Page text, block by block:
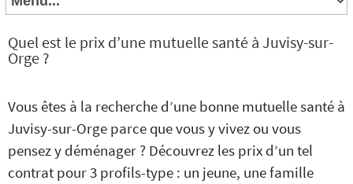
Quel est le prix d’une mutuelle santé à Juvisy-sur-
Orge ?
Vous êtes à la recherche d’une bonne mutuelle santé à
Juvisy-sur-Orge parce que vous y vivez ou vous
pensez y déménager ? Découvrez les prix d’un tel
contrat pour 3 profils-type : un jeune, une famille